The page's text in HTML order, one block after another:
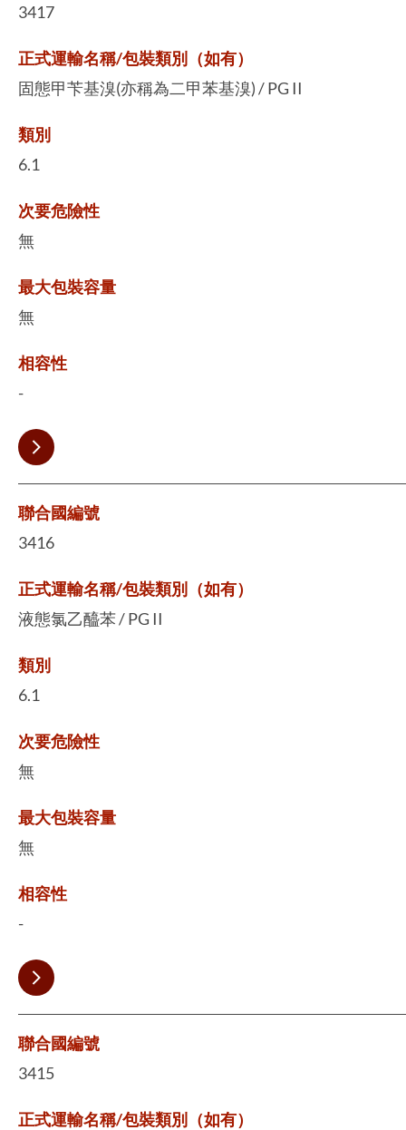
3417
正式運輸名稱/包裝類別（如有）
固態甲苄基溴(亦稱為二甲苯基溴) / PG II
類別
6.1
次要危險性
無
最大包裝容量
無
相容性
-
聯合國編號
3416
正式運輸名稱/包裝類別（如有）
液態氯乙醯苯 / PG II
類別
6.1
次要危險性
無
最大包裝容量
無
相容性
-
聯合國編號
3415
正式運輸名稱/包裝類別（如有）